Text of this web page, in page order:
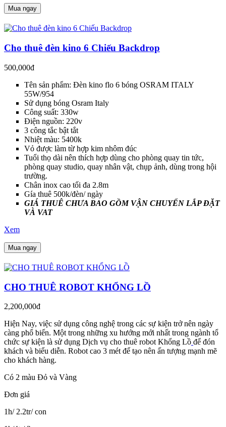
Mua ngay
Cho thuê đèn kino 6 Chiếu Backdrop
500,000đ
Tên sản phẩm: Đèn kino flo 6 bóng OSRAM ITALY
55W/954
Sử dụng bóng Osram Italy
Công suất: 330w
Điện nguồn: 220v
3 công tắc bật tắt
Nhiệt màu: 5400k
Vỏ được làm từ hợp kim nhôm đúc
Tuổi thọ dài nên thích hợp dùng cho phòng quay tin tức,
phòng quay studio, quay nhân vật, chụp ảnh, dùng trong hội
trường.
Chân inox cao tối đa 2.8m
Gía thuê 500k/đèn/ ngày
GIÁ THUÊ CHƯA BAO GỒM VẬN CHUYỂN LẮP ĐẶT
VÀ VAT
Xem
Mua ngay
CHO THUÊ ROBOT KHỔNG LỒ
2,200,000đ
Hiện Nay, việc sử dụng công nghệ trong các sự kiện trở nên ngày
càng phổ biến. Một trong những xu hướng mới nhất trong ngành tổ
chức sự kiện là sử dụng Dịch vụ cho thuê robot Khổng Lồ để đón
khách và biểu diễn. Robot cao 3 mét để tạo nên ấn tượng mạnh mẽ
cho khách hàng.
Có 2 màu Đỏ và Vàng
Đơn giá
1h/ 2.2tr/ con